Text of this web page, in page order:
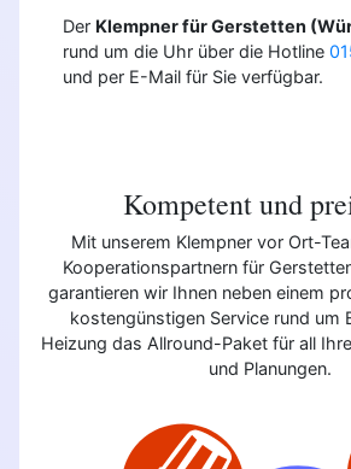
Der Klempner für Gerstetten
rund um die Uhr über die Hotline
und per E-Mail für Sie verfügbar.
Kompetent und
Mit unserem Klempner vor Ort-
Kooperationspartnern für
garantieren wir Ihnen neben einem
kostengünstigen Service rund um
Heizung das Allround-Paket für all
und Planungen.